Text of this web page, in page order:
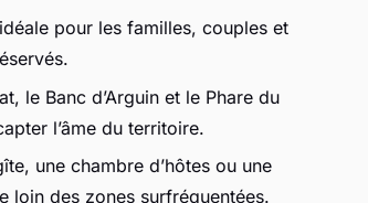
pour les familles, couples et
le Banc d’Arguin et le Phare du
l’âme du territoire.
une chambre d’hôtes ou une
loin des zones surfréquentées.